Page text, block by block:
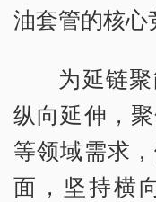
油套管的核心
为延链
纵向延伸，
等领域需求
面，坚持横